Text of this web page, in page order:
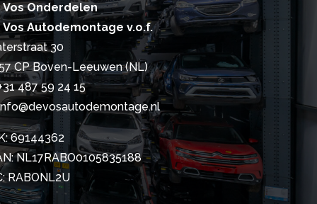
Vos Onderdelen
Vos Autodemontage v.o.f.
30
CP Boven-Leeuwen (NL)
487 59 24 15
69144362
NL17RABO0105835188
RABONL2U